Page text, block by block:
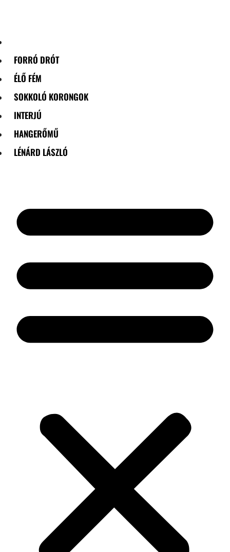
FORRÓ DRÓT
ÉLŐ FÉM
SOKKOLÓ KORONGOK
INTERJÚ
HANGERŐMŰ
LÉNÁRD LÁSZLÓ